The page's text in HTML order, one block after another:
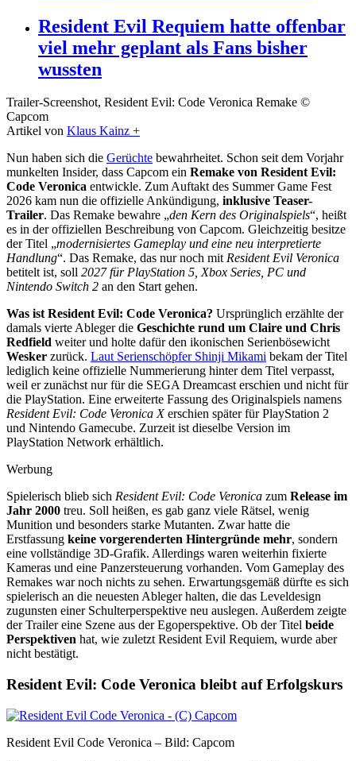
Resident Evil Requiem hatte offenbar
viel mehr geplant als Fans bisher
wussten
Trailer-Screenshot, Resident Evil: Code Veronica Remake ©
Capcom
Artikel von Klaus Kainz +
Nun haben sich die Gerüchte bewahrheitet. Schon seit dem Vorjahr
munkelten Insider, dass Capcom ein Remake von Resident Evil:
Code Veronica entwickle. Zum Auftakt des Summer Game Fest
2026 kam nun die offizielle Ankündigung, inklusive Teaser-
Trailer. Das Remake bewahre „den Kern des Originalspiels“, heißt
es in der offiziellen Beschreibung von Capcom. Gleichzeitig besitze
der Titel „modernisiertes Gameplay und eine neu interpretierte
Handlung“. Das Remake, das nur noch mitResident Evil Veronica
betitelt ist, soll 2027 für PlayStation 5, Xbox Series, PC und
Nintendo Switch 2 an den Start gehen.
Was ist Resident Evil: Code Veronica? Ursprünglich erzählte der
damals vierte Ableger die Geschichte rund um Claire und Chris
Redfield weiter und holte dafür den ikonischen Serienbösewicht
Wesker zurück. Laut Serienschöpfer Shinji Mikami bekam der Titel
lediglich keine offizielle Nummerierung hinter dem Titel verpasst,
weil er zunächst nur für die SEGA Dreamcast erschien und nicht für
die PlayStation. Eine erweiterte Fassung des Originalspiels namens
Resident Evil: Code Veronica Xerschien später für PlayStation 2
und Nintendo Gamecube. Zurzeit ist dieselbe Version im
PlayStation Network erhältlich.
Werbung
Spielerisch blieb sich Resident Evil: Code Veronica zum Release im
Jahr 2000 treu. Soll heißen, es gab ganz viele Rätsel, wenig
Munition und besonders starke Mutanten. Zwar hatte die
Erstfassung keine vorgerenderten Hintergründe mehr, sondern
eine vollständige 3D-Grafik. Allerdings waren weiterhin fixierte
Kameras und eine Panzersteuerung vorhanden. Vom Gameplay des
Remakes war noch nichts zu sehen. Erwartungsgemäß dürfte es sich
spielerisch an die neuesten Ableger halten, die das Leveldesign
zugunsten einer Schulterperspektive neu auslegen. Außerdem zeigte
der Trailer eine Szene aus der Egoperspektive. Ob der Titel beide
Perspektiven hat, wie zuletzt Resident Evil Requiem, wurde aber
nicht bestätigt.
Resident Evil: Code Veronica bleibt auf Erfolgskurs
Resident Evil Code Veronica – Bild: Capcom